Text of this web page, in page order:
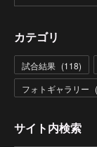
カテゴリ
試合結果 (118)
フォトギャラリー (
サイト内検索